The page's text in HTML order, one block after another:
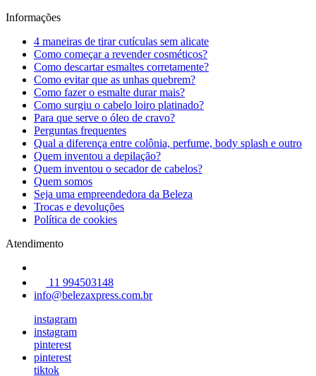
Informações
4 maneiras de tirar cutículas sem alicate
Como começar a revender cosméticos?
Como descartar esmaltes corretamente?
Como evitar que as unhas quebrem?
Como fazer o esmalte durar mais?
Como surgiu o cabelo loiro platinado?
Para que serve o óleo de cravo?
Perguntas frequentes
Qual a diferença entre colônia, perfume, body splash e outro
Quem inventou a depilação?
Quem inventou o secador de cabelos?
Quem somos
Seja uma empreendedora da Beleza
Trocas e devoluções
Política de cookies
Atendimento
11 994503148
info@belezaxpress.com.br
instagram
instagram
pinterest
pinterest
tiktok